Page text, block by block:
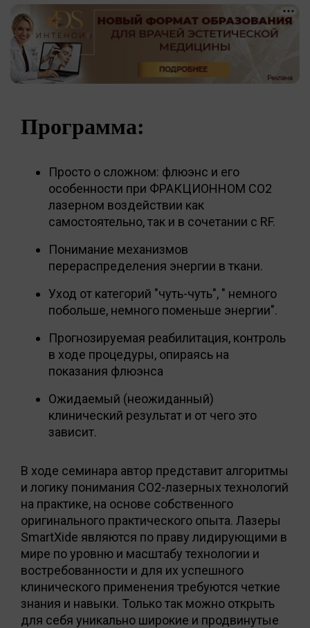
Программа:
Просто о сложном: флюэнс и его
особенности при ФРАКЦИОННОМ СО2
лазерном воздействии как
самостоятельно, так и в сочетании с RF.
Понимание механизмов
перераспределения энергии в ткани.
Уход от категорий "чуть-чуть", " немного
побольше, немного поменьше энергии".
Прогнозируемая реабилитация, контроль
в ходе процедуры, опираясь на
показания флюэнса
Ожидаемый (неожиданный)
клинический результат и от чего это
зависит.
В ходе семинара автор представит алгоритмы
и логику понимания СО2-лазерных технологий
на практике, на основе собственного
оригинального практического опыта. Лазеры
SmartXide являются по праву лидирующими в
мире по уровню и масштабу технологии и
востребованности и для их успешного
клинического применения требуются четкие
знания и навыки. Только так можно открыть
для себя уникально широкие и продвинутые